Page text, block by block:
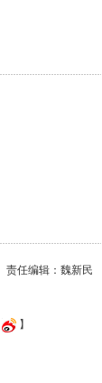
责任编辑：魏新民
】